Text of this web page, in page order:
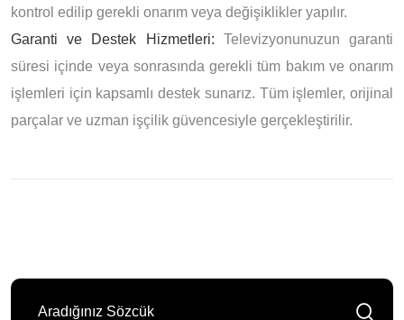
kontrol edilip gerekli onarım veya değişiklikler yapılır.
Garanti ve Destek Hizmetleri: Televizyonunuzun garanti
süresi içinde veya sonrasında gerekli tüm bakım ve onarım
işlemleri için kapsamlı destek sunarız. Tüm işlemler, orijinal
parçalar ve uzman işçilik güvencesiyle gerçekleştirilir.